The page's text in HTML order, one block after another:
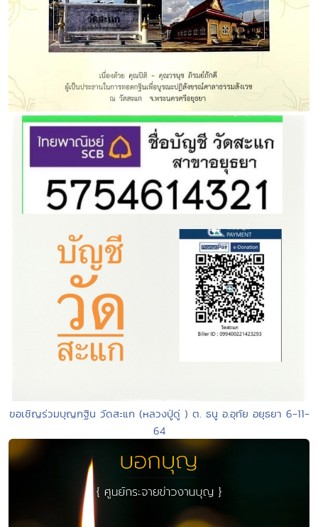
ขอเชิญร่วมบุญกฐิน วัดสะแก (หลวงปู่ดู่ ) ต. ธนู อ.อุทัย อยุธยา 6-11-
64